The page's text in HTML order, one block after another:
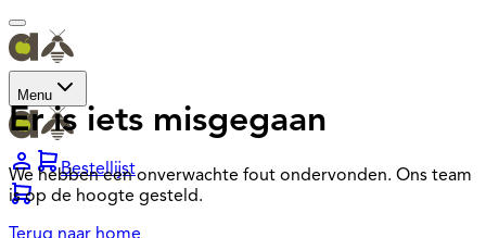
Menu
Bestellijst
Er is iets misgegaan
We hebben een onverwachte fout ondervonden. Ons team
is op de hoogte gesteld.